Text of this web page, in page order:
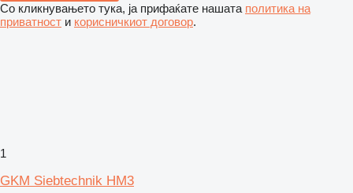
Со кликнувањето тука, ја прифаќате нашата политика на
приватност и корисничкиот договор.
1
GKM Siebtechnik HM3